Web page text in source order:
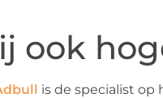
ook
is de specialist op